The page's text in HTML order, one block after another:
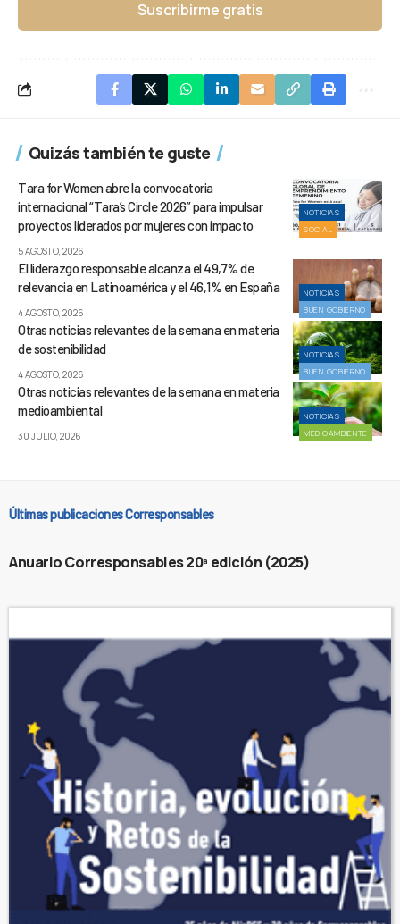
Suscribirme gratis
Quizás también te guste
NOTICIAS
SOCIAL
Tara for Women abre la convocatoria
internacional “Tara’s Circle 2026” para impulsar
proyectos liderados por mujeres con impacto
5 AGOSTO, 2026
NOTICIAS
BUEN GOBIERNO
El liderazgo responsable alcanza el 49,7% de
relevancia en Latinoamérica y el 46,1% en España
4 AGOSTO, 2026
NOTICIAS
BUEN GOBIERNO
Otras noticias relevantes de la semana en materia
de sostenibilidad
4 AGOSTO, 2026
NOTICIAS
MEDIOAMBIENTE
Otras noticias relevantes de la semana en materia
medioambiental
30 JULIO, 2026
Últimas publicaciones Corresponsables
Anuario Corresponsables 20ª edición (2025)